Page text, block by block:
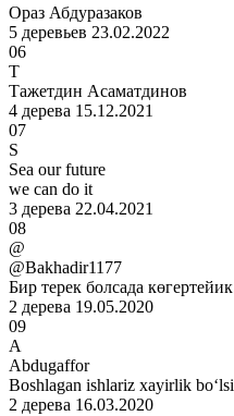
Ораз Абдуразаков
5 деревьев 23.02.2022
06
Т
Тажетдин Асаматдинов
4 дерева 15.12.2021
07
S
Sea our future
we can do it
3 дерева 22.04.2021
08
@
@Bakhadir1177
Бир терек болсада
2 дерева 19.05.2020
09
A
Abdugaffor
Boshlagan ishlariz xayirlik
2 дерева 16.03.2020